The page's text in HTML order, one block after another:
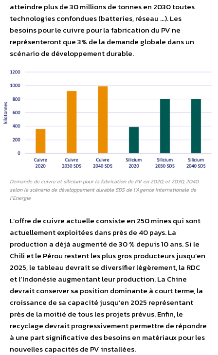
atteindre plus de 30 millions de tonnes en 2030 toutes
technologies confondues (batteries, réseau …). Les
besoins pour le cuivre pour la fabrication du PV ne
représenteront que 3% de la demande globale dans un
scénario de développement durable.
Demande de cuivre et silicium pour la fabrication de PV en 2020, et 2030, 2040
selon le scénario de développement durable SDS de l’Agence Internationale de
l’Energie
L’offre de cuivre actuelle consiste en 250 mines qui sont
actuellement exploitées dans près de 40 pays. La
production a déjà augmenté de 30 % depuis 10 ans. Si le
Chili et le Pérou restent les plus gros producteurs jusqu’en
2025, le tableau devrait se diversifier légèrement, la RDC
et l’Indonésie augmentant leur production. La Chine
devrait conserver sa position dominante à court terme, la
croissance de sa capacité jusqu’en 2025 représentant
près de la moitié de tous les projets prévus. Enfin, le
recyclage devrait progressivement permettre de répondre
à une part significative des besoins en matériaux pour les
nouvelles capacités de PV installées.